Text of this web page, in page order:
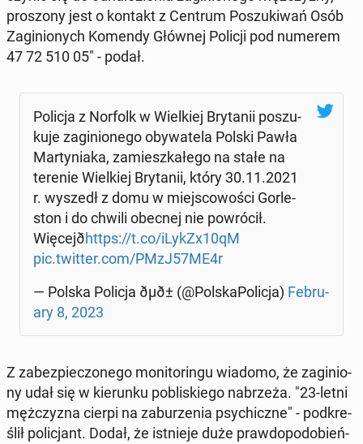
pro­szo­ny jest o kontakt z Centrum Po­szu­ki­wań Osób
Za­gi­nio­nych Komendy Głównej Policji pod numerem
47 72 510 05" - podał.
Policja z Norfolk w Wiel­kiej Bry­ta­nii po­szu­
ku­je za­gi­nio­ne­go oby­wa­te­la Polski Pawła
Mar­ty­nia­ka, za­miesz­ka­łe­go na stałe na
terenie Wiel­kiej Bry­ta­nii, który 30.11.2021
r. wyszedł z domu w miej­sco­wo­ści Gor­le­
ston i do chwili obecnej nie po­wró­cił.
Wię­ce­jðhttps://t.co/iLykZx10qM
pic.twitter.com/PMzJ57ME4r
— Polska Policja ðµð± (@Pol­ska­Po­li­cja) Fe­bru­
ary 8, 2023
Z za­bez­pie­czo­ne­go mo­ni­to­rin­gu wiadomo, że za­gi­nio­
ny udał się w kie­run­ku po­bli­skie­go na­brze­ża. "23-letni
męż­czy­zna cierpi na za­bu­rze­nia psy­chicz­ne" - pod­kre­
ślił po­li­cjant. Dodał, że ist­nie­je duże praw­do­po­do­bień­